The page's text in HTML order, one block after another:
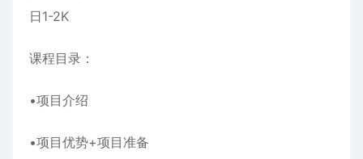
日1-2K
课程目录：
•项目介绍
•项目优势+项目准备